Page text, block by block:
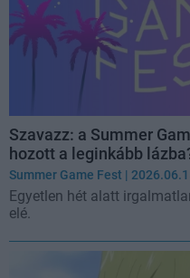
Szavazz: a Summer
hozott a leginkább
Summer Game Fest |
Egyetlen hét alatt
elé.